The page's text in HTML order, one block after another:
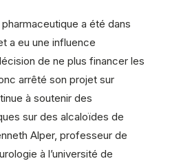
pharmaceutique a été dans
a eu une influence
de ne plus financer les
arrêté son projet sur
à soutenir des
sur des alcaloïdes de
Alper, professeur de
à l’université de